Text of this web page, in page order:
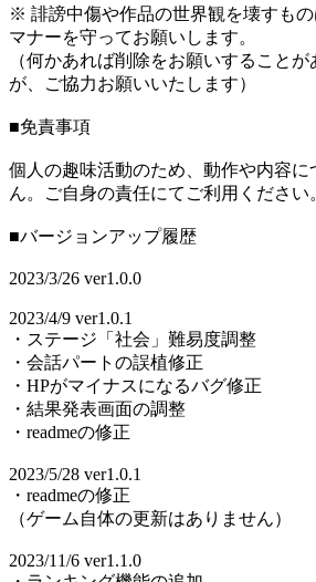
※ 誹謗中傷や作品の世界観を壊すもの
マナーを守ってお願いします。
（何かあれば削除をお願いすること
が、ご協力お願いいたします）
■免責事項
個人の趣味活動のため、動作や内容
ん。ご自身の責任にてご利用ください
■バージョンアップ履歴
2023/3/26 ver1.0.0
2023/4/9 ver1.0.1
・ステージ「社会」難易度調整
・会話パートの誤植修正
・HPがマイナスになるバグ修正
・結果発表画面の調整
・readmeの修正
2023/5/28 ver1.0.1
・readmeの修正
（ゲーム自体の更新はありません）
2023/11/6 ver1.1.0